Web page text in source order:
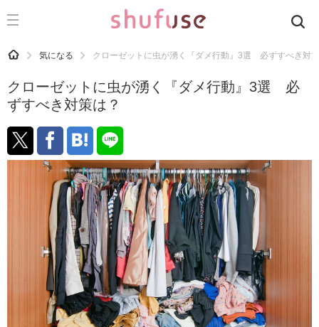
CATEGORY 記事カテゴリ
運気
洗濯
生活の知恵
マナー
趣味
食材辞典
おすすめ
HOME 気になる クローゼットに虫が湧く『ダメ行動』3選 必ずすべき対
クローゼットに虫が湧く『ダメ行動』3選 必
ずすべき対策は？